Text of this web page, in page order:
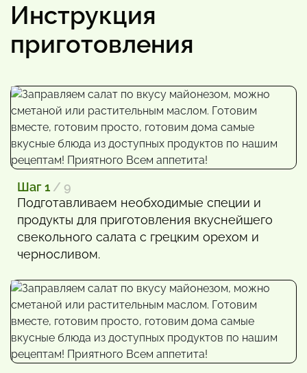
Инструкция
приготовления
Шаг 1 / 9
Подготавливаем необходимые специи и
продукты для приготовления вкуснейшего
свекольного салата с грецким орехом и
черносливом.